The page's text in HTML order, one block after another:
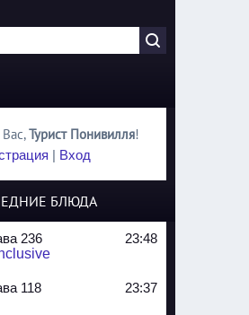
,Турист Понивилля!
| Вход
БЛЮДА
236
23:48
118
23:37